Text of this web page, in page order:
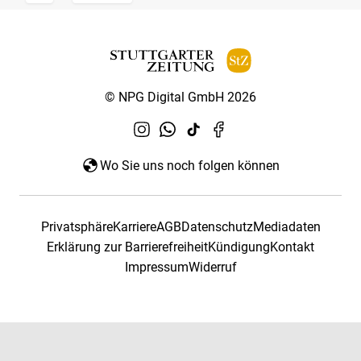
© NPG Digital GmbH 2026
Wo Sie uns noch folgen können
PrivatsphäreKarriereAGBDatenschutzMediadaten
Erklärung zur BarrierefreiheitKündigungKontakt
ImpressumWiderruf